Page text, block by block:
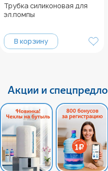
Трубка силиконовая для
эл.помпы
В корзину
Акции и